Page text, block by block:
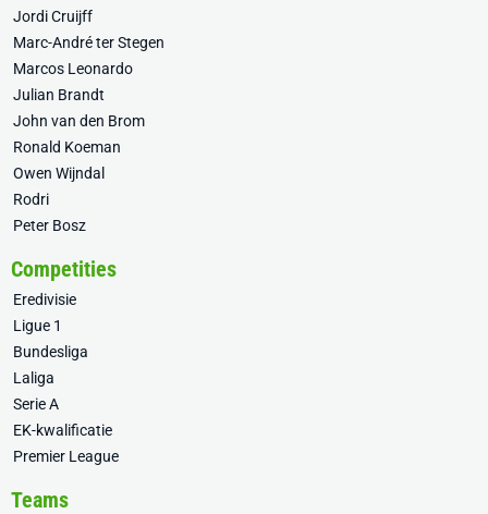
Jordi Cruijff
Marc-André ter Stegen
Marcos Leonardo
Julian Brandt
John van den Brom
Ronald Koeman
Owen Wijndal
Rodri
Peter Bosz
Competities
Eredivisie
Ligue 1
Bundesliga
Laliga
Serie A
EK-kwalificatie
Premier League
Teams